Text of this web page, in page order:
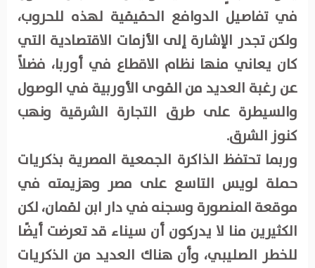
في تفاصيل الدوافع الحقيقية لهذه للحروب،
ولكن تجدر الإشارة إلى الأزمات الاقتصادية التي
كان يعاني منها نظام الاقطاع في أوربا، فضلاً
عن رغبة العديد من القوى الأوربية في الوصول
والسيطرة على طرق التجارة الشرقية ونهب
كنوز الشرق.
وربما تحتفظ الذاكرة الجمعية المصرية بذكريات
حملة لويس التاسع على مصر وهزيمته في
موقعة المنصورة وسجنه في دار ابن لقمان، لكن
الكثيرين منا لا يدركون أن سيناء قد تعرضت أيضًا
للخطر الصليبي، وأن هناك العديد من الذكريات